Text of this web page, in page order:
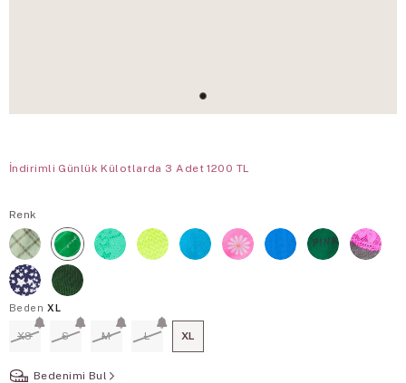
İndirimli Günlük Külotlarda 3 Adet 1200 TL
Renk
Beden XL
XS S M L XL
Bedenimi Bul